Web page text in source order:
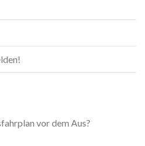
vor dem Aus?